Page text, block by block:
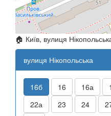
🏠 Київ, вулиця
вулиця Нікопольська
16б 16 16а
22а
23 24